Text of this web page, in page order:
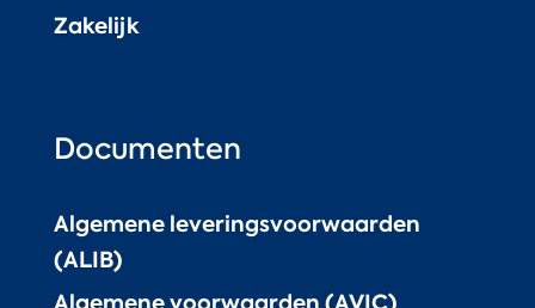
Zakelijk
Documenten
Algemene leveringsvoorwaarden
(ALIB)